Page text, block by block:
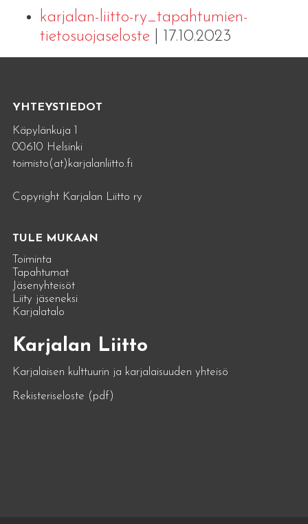
karjalan-liitto-ry_tapahtumien-
tietosuojaseloste| 17.10.2023
YHTEYSTIEDOT
Käpylänkuja 1
00610 Helsinki
toimisto(at)karjalanliitto.fi
Copyright Karjalan Liitto ry
TULE MUKAAN
Toiminta
Tapahtumat
Jäsenyhteisöt
Liity jäseneksi
Karjalatalo
Karjalan Liitto
Karjalaisen kulttuurin ja karjalaisuuden yhteisö
Rekisteriseloste (pdf)